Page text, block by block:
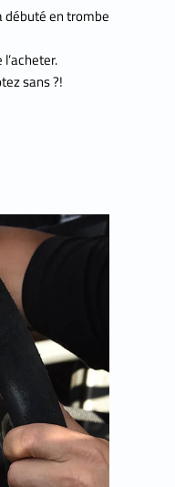
débuté en trombe
sans ?!